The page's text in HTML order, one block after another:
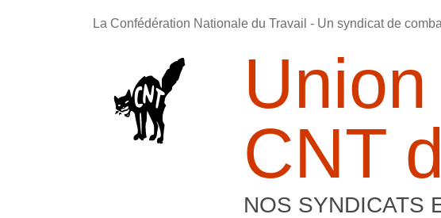
La Confédération Nationale du Travail - Un syndicat de
CNT
NOS SYNDICATS